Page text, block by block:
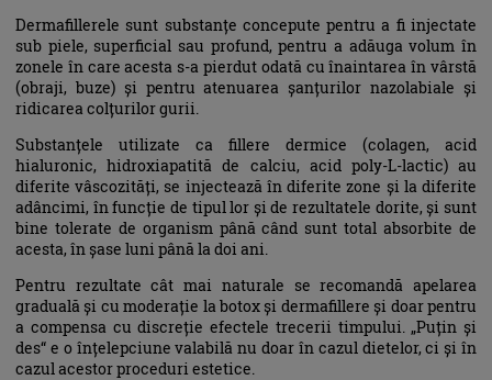
Dermafillerele sunt substanțe concepute pentru a fi injectate
sub piele, superficial sau profund, pentru a adăuga volum în
zonele în care acesta s-a pierdut odată cu înaintarea în vârstă
(obraji, buze) și pentru atenuarea șanțurilor nazolabiale și
ridicarea colțurilor gurii.
Substanțele utilizate ca fillere dermice (colagen, acid
hialuronic, hidroxiapatită de calciu, acid poly-L-lactic) au
diferite vâscozități, se injectează în diferite zone și la diferite
adâncimi, în funcție de tipul lor și de rezultatele dorite, și sunt
bine tolerate de organism până când sunt total absorbite de
acesta, în șase luni până la doi ani.
Pentru rezultate cât mai naturale se recomandă apelarea
graduală și cu moderație la botox și dermafillere și doar pentru
a compensa cu discreție efectele trecerii timpului. „Puțin și
des“ e o înțelepciune valabilă nu doar în cazul dietelor, ci și în
cazul acestor proceduri estetice.